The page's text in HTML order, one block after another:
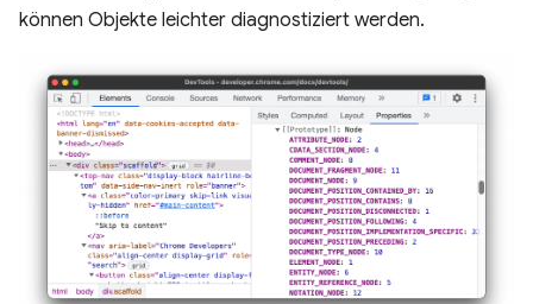
können Objekte leichter diagnostiziert werden.